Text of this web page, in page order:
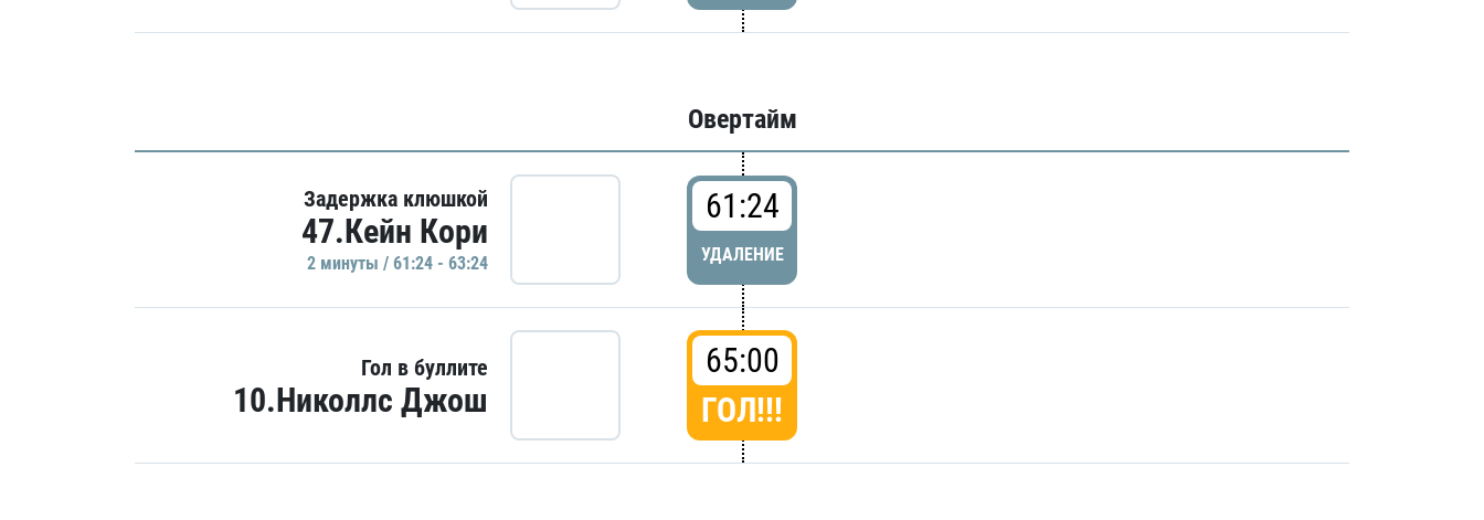
Овертайм
Задержка клюшкой
47.Кейн Кори
2 минуты / 61:24 - 63:24
61:24
УДАЛЕНИЕ
Гол в буллите
10.Николлс Джош
65:00
ГОЛ!!!